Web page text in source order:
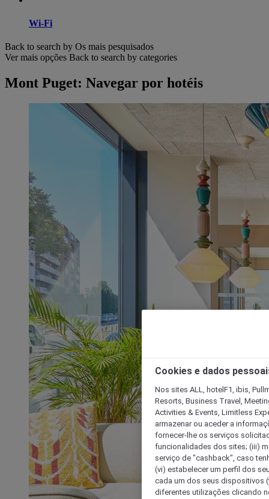
Wi-Fi
Back to search by Os mais pesquisados
Ver mais opções Back to search by categories
Mont Puget: Navegar por hotéis
Cookies e dados
Nos sites ALL, hotelF1, ibis,
Resorts, Business Travel,
Activities & Events, Limitless
armazenar ou aceder a
fornecer-lhe os serviços
funcionalidades dos sites; (iii)
serviço de "cashback", caso
(vi) estabelecer um perfil dos
cada um dos seus dispositivos
diferentes utilizações clicando